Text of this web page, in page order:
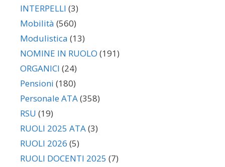
INTERPELLI (3)
Mobilità (560)
Modulistica (13)
NOMINE IN RUOLO (191)
ORGANICI (24)
Pensioni (180)
Personale ATA(358)
RSU (19)
RUOLI 2025 ATA(3)
RUOLI 2026 (5)
RUOLI DOCENTI 2025 (7)